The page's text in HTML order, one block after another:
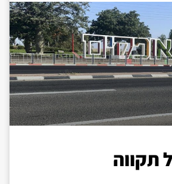
תקווה